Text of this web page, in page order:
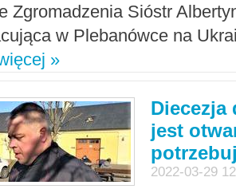
Zgromadzenia Sióstr
w Plebanówce na
»
Diecezja
jest
2022-03-29